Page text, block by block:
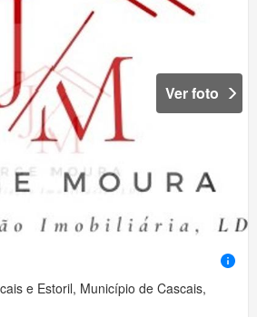
Ver foto
e Estoril, Município de Cascais,